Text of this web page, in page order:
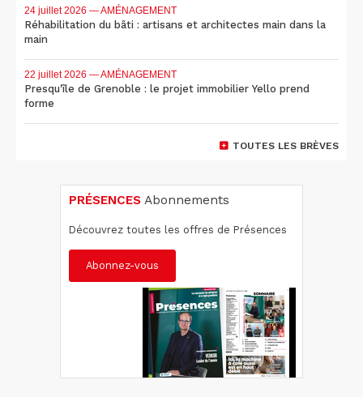
24 juillet 2026 — AMÉNAGEMENT
Réhabilitation du bâti : artisans et architectes main dans la
main
22 juillet 2026 — AMÉNAGEMENT
Presqu'île de Grenoble : le projet immobilier Yello prend
forme
TOUTES LES BRÈVES
PRÉSENCES Abonnements
Découvrez toutes les offres de Présences
Abonnez-vous